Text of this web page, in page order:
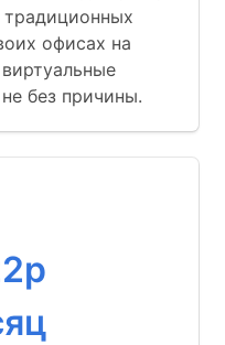
офисах на
без причины.